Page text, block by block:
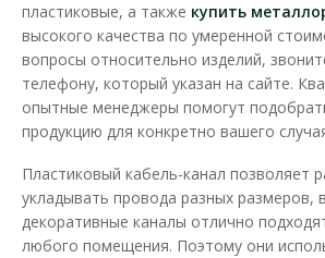
Короб KOPOS 40х20х2000мм LHD
Доступность: В наличии
Предназначено для вставки нескольких
большего диаметра. Возможность
194.98 грн
пластиковые, а также купить
высокого качества по умеренной
вопросы относительно изделий,
телефону, который указан на сайте.
опытные менеджеры помогут
продукцию для конкретно вашего
Пластиковый кабель-канал позволяет
укладывать провода разных размеров,
декоративные каналы отлично
любого помещения. Поэтому они